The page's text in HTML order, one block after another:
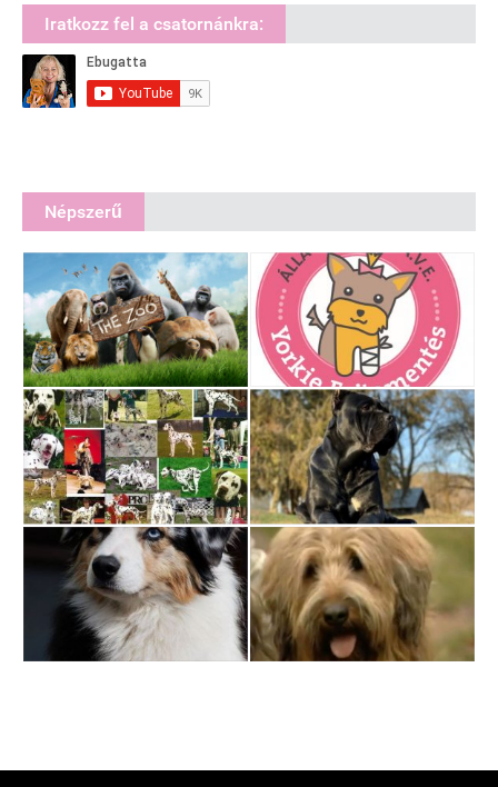
Iratkozz fel a csatornánkra:
Népszerű